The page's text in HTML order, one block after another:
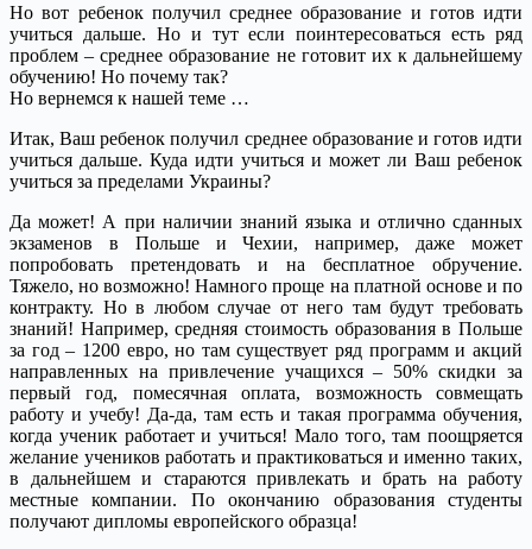
Но вот ребенок получил среднее образование и готов идти
учиться дальше. Но и тут если поинтересоваться есть ряд
проблем – среднее образование не готовит их к дальнейшему
обучению! Но почему так?
Но вернемся к нашей теме …
Итак, Ваш ребенок получил среднее образование и готов идти
учиться дальше. Куда идти учиться и может ли Ваш ребенок
учиться за пределами Украины?
Да может! А при наличии знаний языка и отлично сданных
экзаменов в Польше и Чехии, например, даже может
попробовать претендовать и на бесплатное обручение.
Тяжело, но возможно! Намного проще на платной основе и по
контракту. Но в любом случае от него там будут требовать
знаний! Например, средняя стоимость образования в Польше
за год – 1200 евро, но там существует ряд программ и акций
направленных на привлечение учащихся – 50% скидки за
первый год, помесячная оплата, возможность совмещать
работу и учебу! Да-да, там есть и такая программа обучения,
когда ученик работает и учиться! Мало того, там поощряется
желание учеников работать и практиковаться и именно таких,
в дальнейшем и стараются привлекать и брать на работу
местные компании. По окончанию образования студенты
получают дипломы европейского образца!